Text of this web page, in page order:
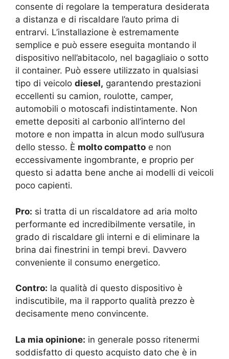
consente di regolare la temperatura desiderata
a distanza e di riscaldare l’auto prima di
entrarvi. L’installazione è estremamente
semplice e può essere eseguita montando il
dispositivo nell’abitacolo, nel bagagliaio o sotto
il container. Può essere utilizzato in qualsiasi
tipo di veicolo diesel, garantendo prestazioni
eccellenti su camion, roulotte, camper,
automobili o motoscafi indistintamente. Non
emette depositi al carbonio all’interno del
motore e non impatta in alcun modo sull’usura
dello stesso. È molto compatto e non
eccessivamente ingombrante, e proprio per
questo si adatta bene anche ai modelli di veicoli
poco capienti.
Pro: si tratta di un riscaldatore ad aria molto
performante ed incredibilmente versatile, in
grado di riscaldare gli interni e di eliminare la
brina dai finestrini in tempi brevi. Davvero
conveniente il consumo energetico.
Contro: la qualità di questo dispositivo è
indiscutibile, ma il rapporto qualità prezzo è
decisamente meno convincente.
La mia opinione: in generale posso ritenermi
soddisfatto di questo acquisto dato che è in